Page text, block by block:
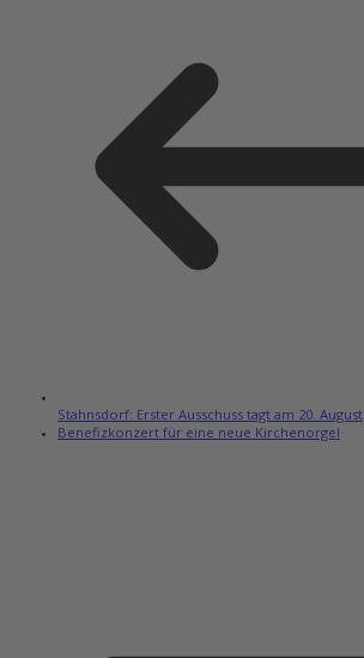
Stahnsdorf: Erster Ausschuss tagt am 20. August
Benefizkonzert für eine neue Kirchenorgel